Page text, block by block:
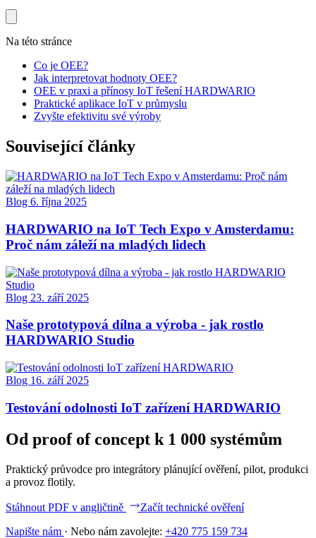
Na této stránce
Co je OEE?
Jak interpretovat hodnoty OEE?
OEE v praxi a přínosy IoT řešení HARDWARIO
Praktické aplikace IoT v průmyslu
Zvyšte efektivitu své výroby
Související články
Blog 6. října 2025
HARDWARIO na IoT Tech Expo v Amsterdamu:
Proč nám záleží na mladých lidech
Blog 23. září 2025
Naše prototypová dílna a výroba - jak rostlo
HARDWARIO Studio
Blog 16. září 2025
Testování odolnosti IoT zařízení HARDWARIO
Od proof of concept k 1 000 systémům
Praktický průvodce pro integrátory plánující ověření, pilot, produkci
a provoz flotily.
Stáhnout PDF v angličtině
Začít technické ověření
Napište nám · Nebo nám zavolejte: +420 775 159 734